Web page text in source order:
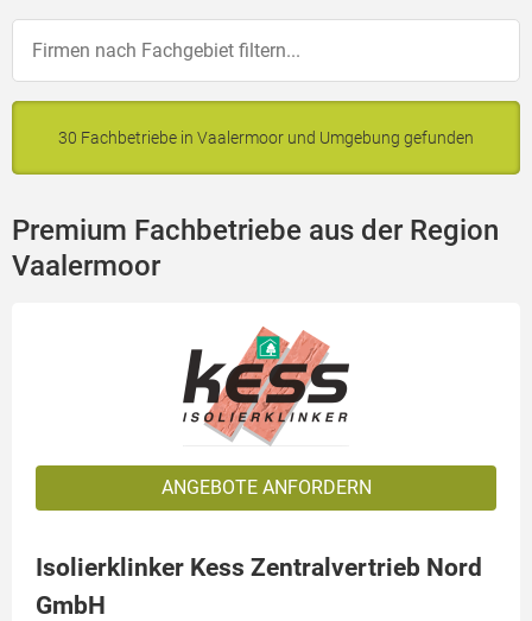
30 Fachbetriebe in Vaalermoor und Umgebung gefunden
Premium Fachbetriebe aus der Region
Vaalermoor
ANGEBOTE ANFORDERN
Isolierklinker Kess Zentralvertrieb Nord
GmbH